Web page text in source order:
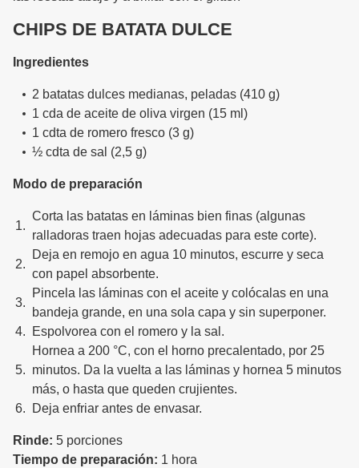
CHIPS DE BATATA DULCE
Ingredientes
2 batatas dulces medianas, peladas (410 g)
1 cda de aceite de oliva virgen (15 ml)
1 cdta de romero fresco (3 g)
½ cdta de sal (2,5 g)
Modo de preparación
Corta las batatas en láminas bien finas (algunas
ralladoras traen hojas adecuadas para este corte).
Deja en remojo en agua 10 minutos, escurre y seca
con papel absorbente.
Pincela las láminas con el aceite y colócalas en una
bandeja grande, en una sola capa y sin superponer.
Espolvorea con el romero y la sal.
Hornea a 200 °C, con el horno precalentado, por 25
minutos. Da la vuelta a las láminas y hornea 5 minutos
más, o hasta que queden crujientes.
Deja enfriar antes de envasar.
Rinde: 5 porciones
Tiempo de preparación: 1 hora